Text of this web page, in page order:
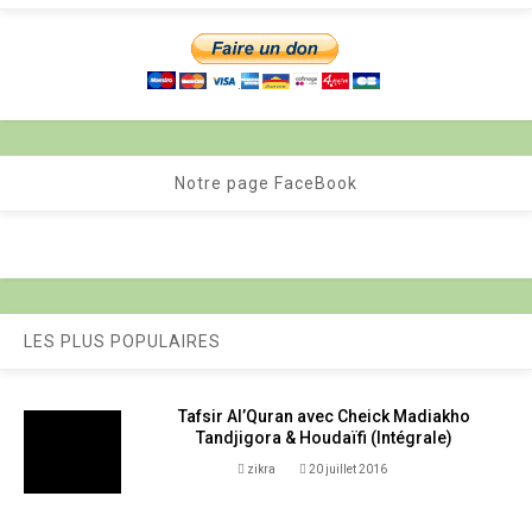
Notre page FaceBook
LES PLUS POPULAIRES
Tafsir Al’Quran avec Cheick Madiakho
Tandjigora & Houdaïfi (Intégrale)
zikra 20 juillet 2016